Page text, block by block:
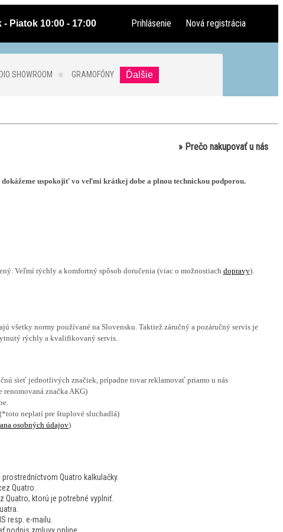
Piatok 10:00 - 17:00 Prihlásenie Nová registrácia
SHOWROOM GRAMOFÓNY Ďalšie
» Prečo nakupovať u nás
uspokojiť vo veľmi krátkej dobe a plnou technickou podporou.
Veľmí rýchly a komfortný spôsob doručenia (viac o možnostiach dopravy).
všetky normy používané na Slovensku. Taktiež záručný a pozáručný servis je
rýchly a kvalifikovaný servis.
sieť jednotlivých značiek, prípadne tovar reklamovať priamo u nás
značka AKG)
neplatí pre štuplové sluchadlá)
osobných údajov)
Quatro kalkulačky.
Quatro.
ktorú je potrebné vyplniť.
resp. e-mailu.